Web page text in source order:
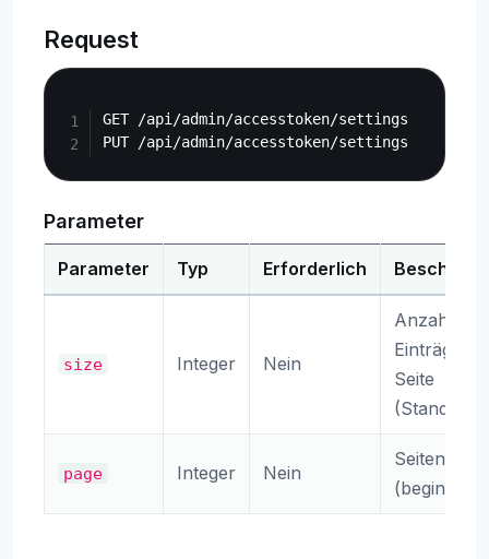
Request
GET /api/admin/accesstoken/settings
Parameter
Parameter Typ Erforderlich
size Integer Nein
Anzahl der
Einträge
Seite
(Standard:
page Integer Nein
(beginnt